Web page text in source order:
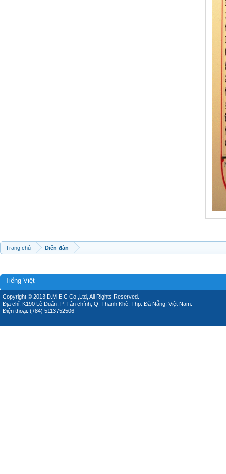
Trang chủ Diễn đàn
Tiếng Việt
Copyright © 2013 D.M.E.C Co.,Ltd, All Rights Reserved.
Địa chỉ: K190 Lê Duẩn, P. Tân chính, Q. Thanh Khê, Thp. Đà Nẵng, Việt Nam.
Điện thoại: (+84) 5113752506